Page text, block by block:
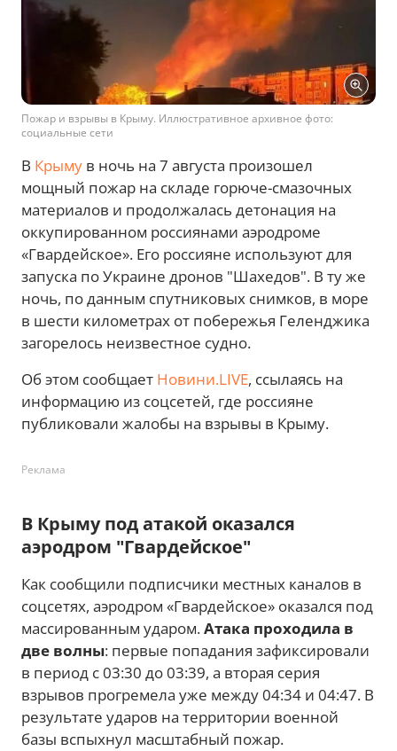
Пожар и взрывы в Крыму. Иллюстративное архивное фото:
социальные сети
В Крыму в ночь на 7 августа произошел
мощный пожар на складе горюче-смазочных
материалов и продолжалась детонация на
оккупированном россиянами аэродроме
«Гвардейское». Его россияне используют для
запуска по Украине дронов "Шахедов". В ту же
ночь, по данным спутниковых снимков, в море
в шести километрах от побережья Геленджика
загорелось неизвестное судно.
Об этом сообщает Новини.LIVE, ссылаясь на
информацию из соцсетей, где россияне
публиковали жалобы на взрывы в Крыму.
Реклама
В Крыму под атакой оказался
аэродром "Гвардейское"
Как сообщили подписчики местных каналов в
соцсетях, аэродром «Гвардейское» оказался под
массированным ударом.Атака проходила в
две волны: первые попадания зафиксировали
в период с 03:30 до 03:39, а вторая серия
взрывов прогремела уже между 04:34 и 04:47. В
результате ударов на территории военной
базы вспыхнул масштабный пожар.